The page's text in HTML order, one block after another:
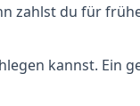
zahlst du für
kannst. Ein